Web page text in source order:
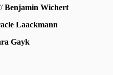
Benjamin Wichert
Laackmann
Gayk